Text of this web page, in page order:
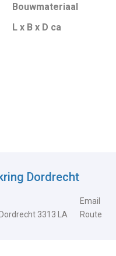
Bouwmateriaal
L x B x D ca
Dordrecht
Email
3313 LA Route